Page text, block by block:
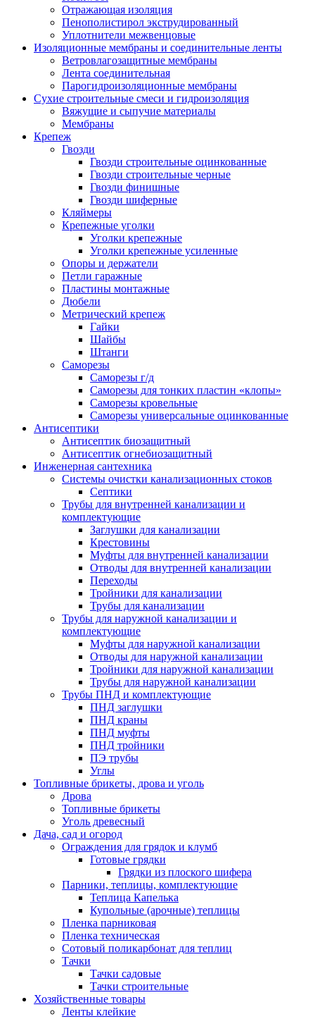
Отражающая изоляция
Пенополистирол экструдированный
Уплотнители межвенцовые
Изоляционные мембраны и соединительные ленты
Ветровлагозащитные мембраны
Лента соединительная
Парогидроизоляционные мембраны
Сухие строительные смеси и гидроизоляция
Вяжущие и сыпучие материалы
Мембраны
Крепеж
Гвозди
Гвозди строительные оцинкованные
Гвозди строительные черные
Гвозди финишные
Гвозди шиферные
Кляймеры
Крепежные уголки
Уголки крепежные
Уголки крепежные усиленные
Опоры и держатели
Петли гаражные
Пластины монтажные
Дюбели
Метрический крепеж
Гайки
Шайбы
Штанги
Саморезы
Саморезы г/д
Саморезы для тонких пластин «клопы»
Саморезы кровельные
Саморезы универсальные оцинкованные
Антисептики
Антисептик биозащитный
Антисептик огнебиозащитный
Инженерная сантехника
Системы очистки канализационных стоков
Септики
Трубы для внутренней канализации и
комплектующие
Заглушки для канализации
Крестовины
Муфты для внутренней канализации
Отводы для внутренней канализации
Переходы
Тройники для канализации
Трубы для канализации
Трубы для наружной канализации и
комплектующие
Муфты для наружной канализации
Отводы для наружной канализации
Тройники для наружной канализации
Трубы для наружной канализации
Трубы ПНД и комплектующие
ПНД заглушки
ПНД краны
ПНД муфты
ПНД тройники
ПЭ трубы
Углы
Топливные брикеты, дрова и уголь
Дрова
Топливные брикеты
Уголь древесный
Дача, сад и огород
Ограждения для грядок и клумб
Готовые грядки
Грядки из плоского шифера
Парники, теплицы, комплектующие
Теплица Капелька
Купольные (арочные) теплицы
Пленка парниковая
Пленка техническая
Сотовый поликарбонат для теплиц
Тачки
Тачки садовые
Тачки строительные
Хозяйственные товары
Ленты клейкие